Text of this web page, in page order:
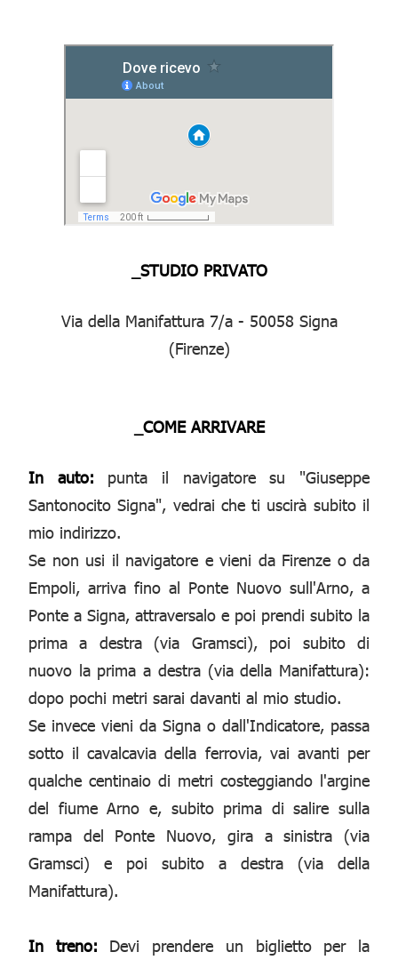
_STUDIO PRIVATO
Via della Manifattura 7/a - 50058 Signa
(Firenze)
_COME ARRIVARE
In auto: punta il navigatore su "Giuseppe
Santonocito Signa", vedrai che ti uscirà subito il
mio indirizzo.
Se non usi il navigatore e vieni da Firenze o da
Empoli, arriva fino al Ponte Nuovo sull'Arno, a
Ponte a Signa, attraversalo e poi prendi subito la
prima a destra (via Gramsci), poi subito di
nuovo la prima a destra (via della Manifattura):
dopo pochi metri sarai davanti al mio studio.
Se invece vieni da Signa o dall'Indicatore, passa
sotto il cavalcavia della ferrovia, vai avanti per
qualche centinaio di metri costeggiando l'argine
del fiume Arno e, subito prima di salire sulla
rampa del Ponte Nuovo, gira a sinistra (via
Gramsci) e poi subito a destra (via della
Manifattura).
In treno: Devi prendere un biglietto per la